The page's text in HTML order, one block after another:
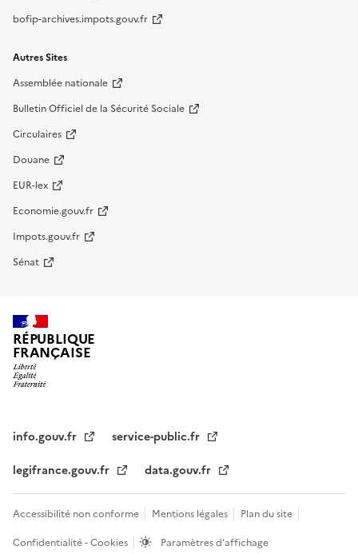
bofip-archives.impots.gouv.fr
Autres Sites
Assemblée nationale
Bulletin Officiel de la Sécurité Sociale
Circulaires
Douane
EUR-lex
Economie.gouv.fr
Impots.gouv.fr
Sénat
RÉPUBLIQUE
FRANÇAISE
info.gouv.fr
service-public.fr
legifrance.gouv.fr
data.gouv.fr
Accessibilité non conforme Mentions légales
Plan du site
Confidentialité - Cookies
Paramètres d'affichage